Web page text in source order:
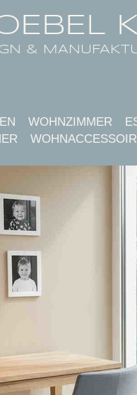
&
WOHNZIMMER